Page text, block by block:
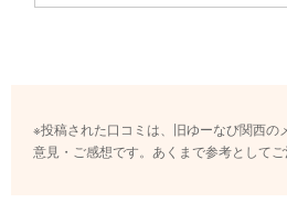
※投稿された口コミは、旧ゆーなび関西の
意見・ご感想です。あくまで参考としてご